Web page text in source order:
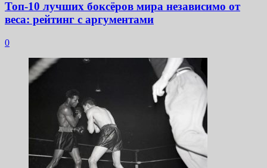
Топ-10 лучших боксёров мира независимо от
веса: рейтинг с аргументами
0